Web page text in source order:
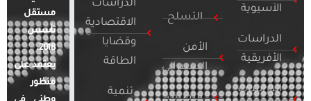
الآسيوية
الدراسات
الأفريقية
الدراسات
التسلح
الأمن
السيبراني
التطرف
الدراسات
الاقتصادية
وقضايا
الطاقة
تنمية
مستقل
تأسس
2018.
يعتمد على
منظور